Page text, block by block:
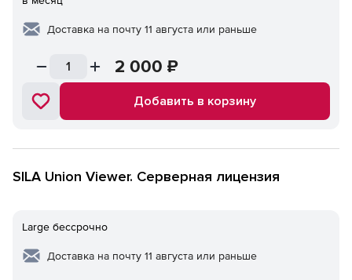
Доставка на почту 11 августа или раньше
2 000 ₽
Добавить в корзину
SILA Union Viewer. Серверная лицензия
Large бессрочно
Доставка на почту 11 августа или раньше